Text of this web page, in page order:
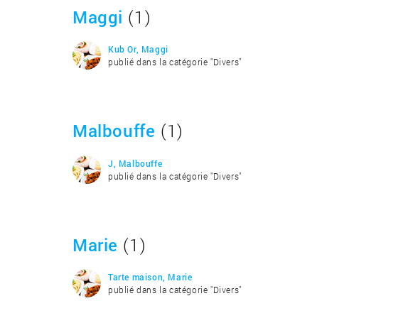
Maggi (1)
Kub Or, Maggi
publié dans la catégorie "Divers"
Malbouffe (1)
J, Malbouffe
publié dans la catégorie "Divers"
Marie (1)
Tarte maison, Marie
publié dans la catégorie "Divers"